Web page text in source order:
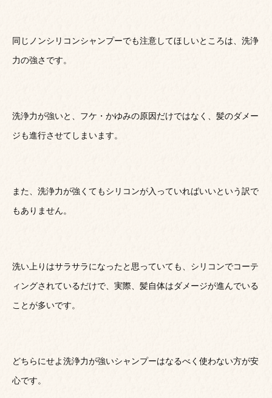
同じノンシリコンシャンプーでも注意してほしいところは、洗浄
力の強さです。
洗浄力が強いと、フケ・かゆみの原因だけではなく、髪のダメー
ジも進行させてしまいます。
また、洗浄力が強くてもシリコンが入っていればいいという訳で
もありません。
洗い上りはサラサラになったと思っていても、シリコンでコーテ
ィングされているだけで、実際、髪自体はダメージが進んでいる
ことが多いです。
どちらにせよ洗浄力が強いシャンプーはなるべく使わない方が安
心です。